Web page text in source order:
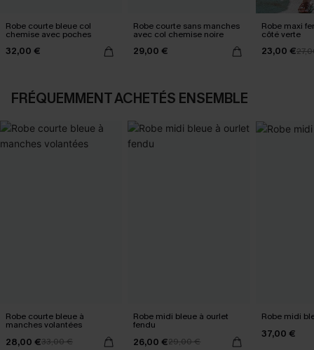
Robe courte bleue col
chemise avec poches
32,00 €
Robe courte sans manches
avec col chemise noire
29,00 €
Robe maxi
côté verte
23,00 €
FRÉQUEMMENT ACHETÉS ENSEMBLE
Robe courte bleue à
manches volantées
28,00 €33,00 €
Robe midi bleue à ourlet
fendu
26,00 €29,00 €
Robe midi
37,00 €